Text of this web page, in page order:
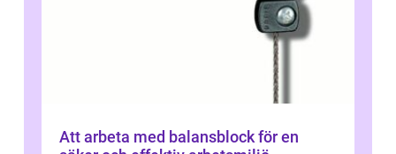
Att arbeta med balansblock för en